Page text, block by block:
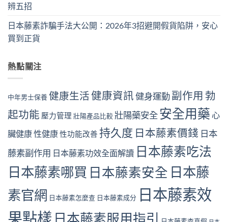
辨五招
日本藤素詐騙手法大公開：2026年3招避開假貨陷阱，安心
買到正貨
熱點關注
中年男士保養健康生活健康資訊健身運動副作用 勃
起功能 壓力管理 壯陽產品比較壯陽藥安全安全用藥 心
臟健康性健康性功能改善 持久度 日本藤素價錢 日本
藤素副作用 日本藤素功效全面解讀 日本藤素吃法
日本藤素哪買 日本藤素安全 日本藤
素官網 日本藤素怎麼查 日本藤素成分 日本藤素效
果點樣 日本藤素服用指引